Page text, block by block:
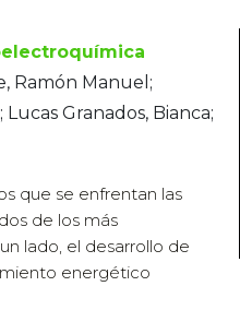
Ramón Manuel;
Granados, Bianca;
que se enfrentan las
de los más
lado, el desarrollo de
energético